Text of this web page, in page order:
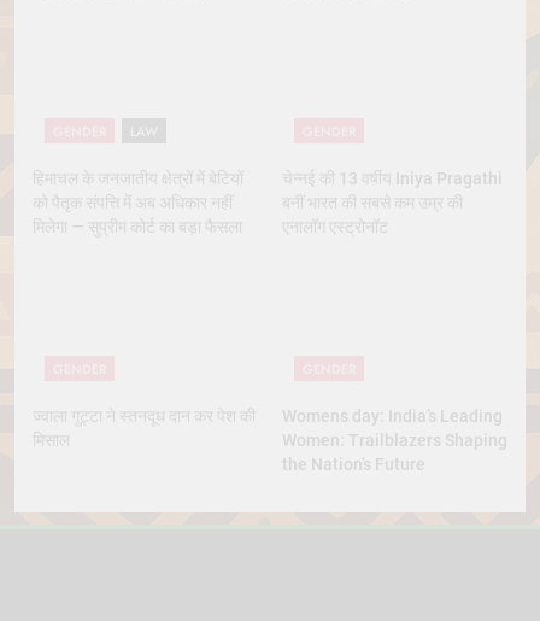
हिमाचल के जनजातीय क्षेत्रों में बेटियों
को पैतृक संपत्ति में अब अधिकार नहीं
मिलेगा — सुप्रीम कोर्ट का बड़ा फैसला
चेन्नई की 13 वर्षीय Iniya Pragathi
बनीं भारत की सबसे कम उम्र की
एनालॉग एस्ट्रोनॉट
ज्वाला गुट्टा ने स्तनदूध दान कर पेश की
मिसाल
Womens day: India’s Leading
Women: Trailblazers Shaping
the Nation’s Future